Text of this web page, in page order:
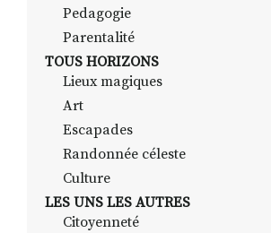
Pedagogie
Parentalité
TOUS HORIZONS
Lieux magiques
Art
Escapades
Randonnée céleste
Culture
LES UNS LES AUTRES
Citoyenneté